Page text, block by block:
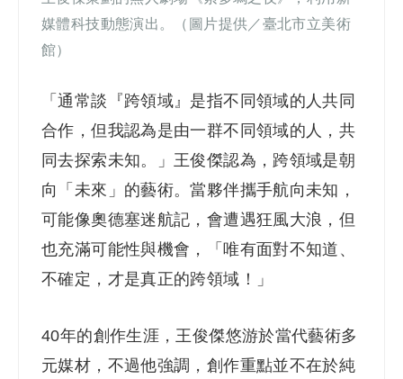
媒體科技動態演出。（圖片提供／臺北市立美術
館）
「通常談『跨領域』是指不同領域的人共同
合作，但我認為是由一群不同領域的人，共
同去探索未知。」王俊傑認為，跨領域是朝
向「未來」的藝術。當夥伴攜手航向未知，
可能像奧德塞迷航記，會遭遇狂風大浪，但
也充滿可能性與機會，「唯有面對不知道、
不確定，才是真正的跨領域！」
40年的創作生涯，王俊傑悠游於當代藝術多
元媒材，不過他強調，創作重點並不在於純